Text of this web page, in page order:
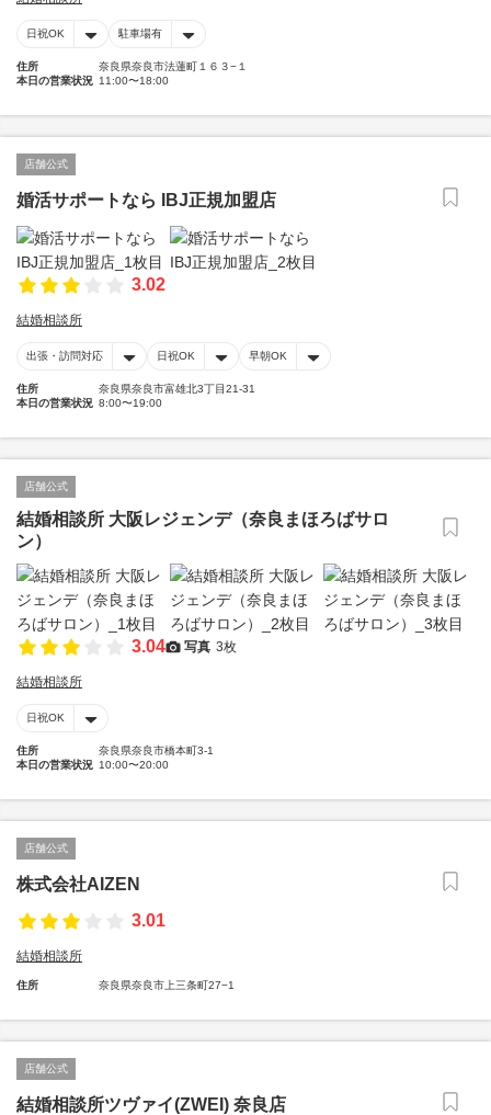
日祝OK 駐車場有
住所
奈良県奈良市法蓮町１６３−１
本日の営業状況 11:00〜18:00
店舗公式
婚活サポートなら IBJ正規加盟店
3.02
結婚相談所
出張・訪問対応 日祝OK 早朝OK
住所
奈良県奈良市富雄北3丁目21-31
本日の営業状況 8:00〜19:00
店舗公式
結婚相談所 大阪レジェンデ（奈良まほろばサロ
ン）
3.04 写真 3枚
結婚相談所
日祝OK
住所
奈良県奈良市橋本町3-1
本日の営業状況 10:00〜20:00
店舗公式
株式会社AIZEN
3.01
結婚相談所
住所 奈良県奈良市上三条町27−1
店舗公式
結婚相談所ツヴァイ(ZWEI) 奈良店